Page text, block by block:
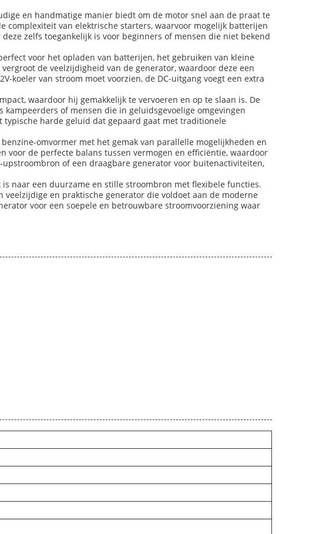
en handmatige manier biedt om de motor snel aan de praat te
van elektrische starters, waarvoor mogelijk batterijen
zelfs toegankelijk is voor beginners of mensen die niet bekend
voor het opladen van batterijen, het gebruiken van kleine
de veelzijdigheid van de generator, waardoor deze een
koeler van stroom moet voorzien, de DC-uitgang voegt een extra
waardoor hij gemakkelijk te vervoeren en op te slaan is. De
of mensen die in geluidsgevoelige omgevingen
harde geluid dat gepaard gaat met traditionele
omvormer met het gemak van parallelle mogelijkheden en
voor de perfecte balans tussen vermogen en efficiëntie, waardoor
of een draagbare generator voor buitenactiviteiten,
naar een duurzame en stille stroombron met flexibele functies.
en praktische generator die voldoet aan de moderne
voor een soepele en betrouwbare stroomvoorziening waar